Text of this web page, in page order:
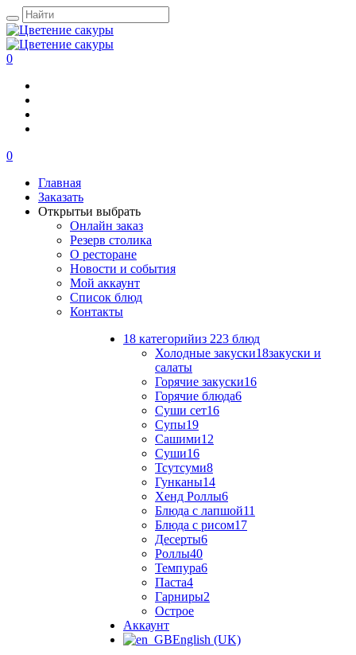
0
0
Главная
Заказать
Открытьи выбрать
Онлайн заказ
Резерв столика
О ресторане
Новости и события
Мой аккаунт
Список блюд
Контакты
18 категорийиз 223 блюд
Холодные закуски18закуски и
салаты
Горячие закуски16
Горячие блюда6
Суши сет16
Супы19
Сашими12
Суши16
Тсутсуми8
Гунканы14
Хенд Роллы6
Блюда с лапшой11
Блюда с рисом17
Десерты6
Роллы40
Темпура6
Паста4
Гарниры2
Острое
Аккаунт
English (UK)